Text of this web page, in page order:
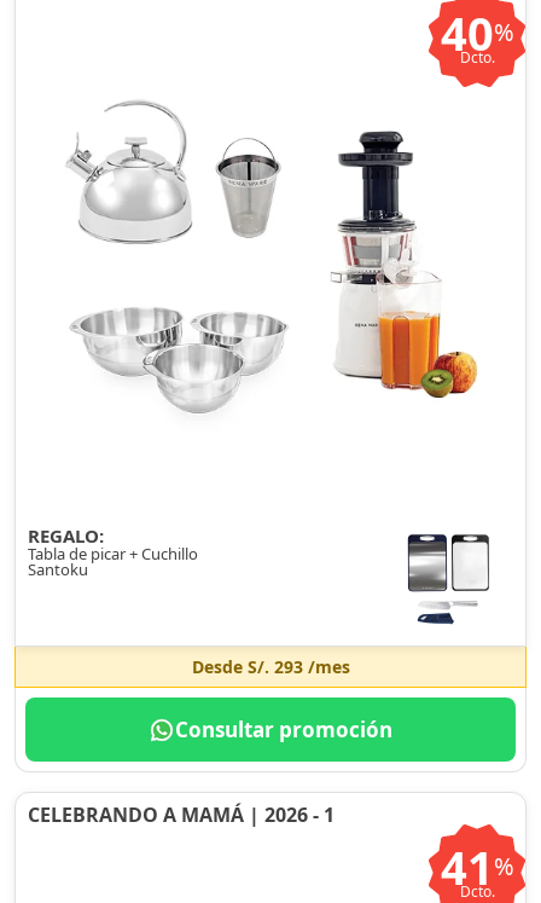
40%
Dcto.
REGALO:
Tabla de picar + Cuchillo
Santoku
Desde S/. 293/mes
Consultar promoción
CELEBRANDO A MAMÁ | 2026 - 1
41 %
Dcto.